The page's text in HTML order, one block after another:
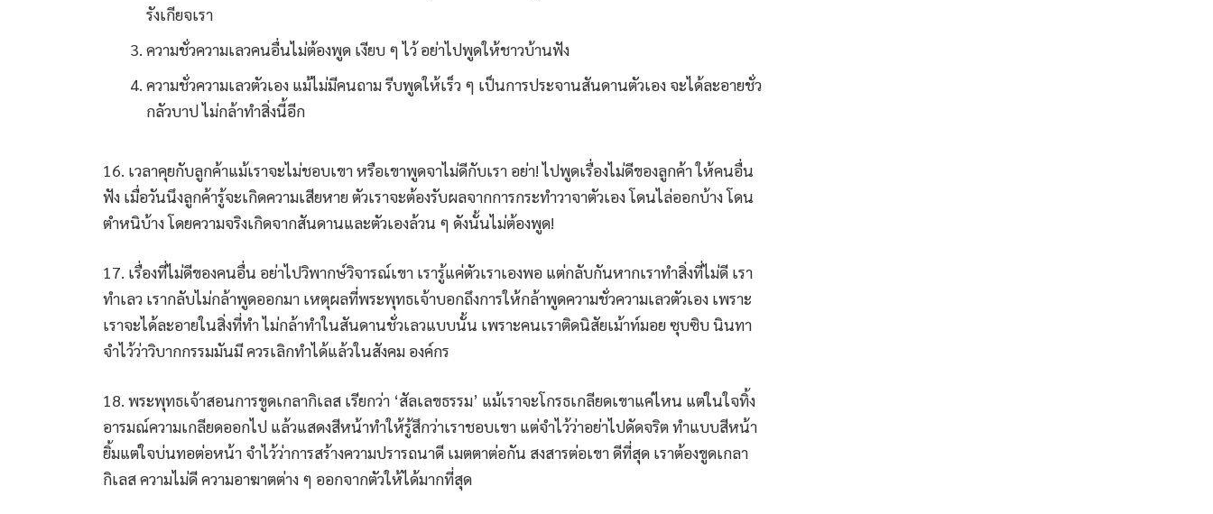
รังเกียจเรา
ความชั่วความเลวคนอื่นไม่ต้องพูด เงียบ ๆ ไว้ อย่าไปพูดให้ชาวบ้านฟัง
ความชั่วความเลวตัวเอง แม้ไม่มีคนถาม รีบพูดให้เร็ว ๆ เป็นการประจานสันดานตัวเอง จะได้ละอายชั่ว
กลัวบาป ไม่กล้าทำสิ่งนี้อีก
16. เวลาคุยกับลูกค้าแม้เราจะไม่ชอบเขา หรือเขาพูดจาไม่ดีกับเรา อย่า! ไปพูดเรื่องไม่ดีของลูกค้า ให้คนอื่น
ฟัง เมื่อวันนึงลูกค้ารู้จะเกิดความเสียหาย ตัวเราจะต้องรับผลจากการกระทำวาจาตัวเอง โดนไล่ออกบ้าง โดน
ตำหนิบ้าง โดยความจริงเกิดจากสันดานและตัวเองล้วน ๆ ดังนั้นไม่ต้องพูด!
17. เรื่องที่ไม่ดีของคนอื่น อย่าไปวิพากษ์วิจารณ์เขา เรารู้แค่ตัวเราเองพอ แต่กลับกันหากเราทำสิ่งที่ไม่ดี เรา
ทำเลว เรากลับไม่กล้าพูดออกมา เหตุผลที่พระพุทธเจ้าบอกถึงการให้กล้าพูดความชั่วความเลวตัวเอง เพราะ
เราจะได้ละอายในสิ่งที่ทำ ไม่กล้าทำในสันดานชั่วเลวแบบนั้น เพราะคนเราติดนิสัยเม้าท์มอย ซุบซิบ นินทา
จำไว้ว่าวิบากกรรมมันมี ควรเลิกทำได้แล้วในสังคม องค์กร
18. พระพุทธเจ้าสอนการขูดเกลากิเลส เรียกว่า ‘สัลเลขธรรม’ แม้เราจะโกรธเกลียดเขาแค่ไหน แต่ในใจทิ้ง
อารมณ์ความเกลียดออกไป แล้วแสดงสีหน้าทำให้รู้สึกว่าเราชอบเขา แต่จำไว้ว่าอย่าไปดัดจริต ทำแบบสีหน้า
ยิ้มแต่ใจบ่นทอต่อหน้า จำไว้ว่าการสร้างความปรารถนาดี เมตตาต่อกัน สงสารต่อเขา ดีที่สุด เราต้องขูดเกลา
กิเลส ความไม่ดี ความอาฆาตต่าง ๆ ออกจากตัวให้ได้มากที่สุด